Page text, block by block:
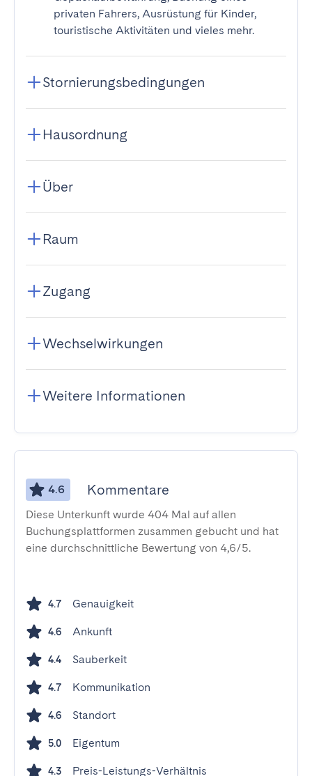
privaten Fahrers, Ausrüstung für Kinder,
touristische Aktivitäten und vieles mehr.
Stornierungsbedingungen
Hausordnung
Über
Raum
Zugang
Wechselwirkungen
Weitere Informationen
4.6 Kommentare
Diese Unterkunft wurde 404 Mal auf allen
Buchungsplattformen zusammen gebucht und hat
eine durchschnittliche Bewertung von 4,6/5.
4.7 Genauigkeit
4.6 Ankunft
4.4 Sauberkeit
4.7 Kommunikation
4.6 Standort
5.0 Eigentum
4.3 Preis-Leistungs-Verhältnis